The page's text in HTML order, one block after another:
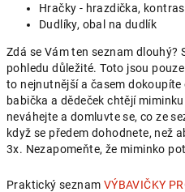
Hračky - hrazdička,
Dudlíky, obal na dudlík
Zdá se Vám ten seznam dlouhý?
pohledu důležité. Toto jsou
to nejnutnější a časem
babička a dědeček chtějí
neváhejte a domluvte se, co ze
když se předem dohodnete, než
3x. Nezapomeňte, že miminko
Praktický seznam VÝBAVIČKY